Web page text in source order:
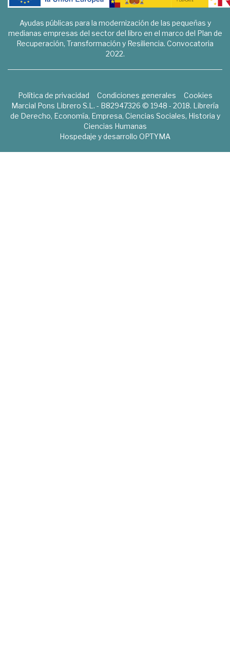
Ayudas públicas para la modernización de las pequeñas y
medianas empresas del sector del libro en el marco del Plan de
Recuperación, Transformación y Resiliencia. Convocatoria
2022.
Política de privacidad Condiciones generales
Cookies
Marcial Pons Librero S.L. - B82947326 © 1948 - 2018. Librería
de Derecho, Economía, Empresa, Ciencias Sociales, Historia y
Ciencias Humanas
Hospedaje y desarrollo OPTYMA